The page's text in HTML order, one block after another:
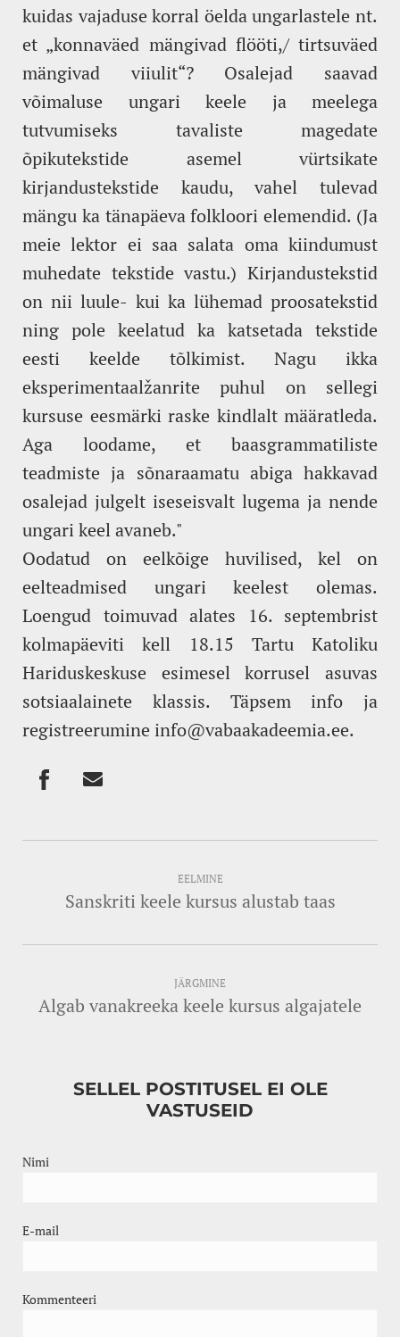
kuidas vajaduse korral öelda ungarlastele nt.
et „konnaväed mängivad flööti,/ tirtsuväed
mängivad viiulit“? Osalejad saavad
võimaluse ungari keele ja meelega
tutvumiseks tavaliste magedate
õpikutekstide asemel vürtsikate
kirjandustekstide kaudu, vahel tulevad
mängu ka tänapäeva folkloori elemendid. (Ja
meie lektor ei saa salata oma kiindumust
muhedate tekstide vastu.) Kirjandustekstid
on nii luule- kui ka lühemad proosatekstid
ning pole keelatud ka katsetada tekstide
eesti keelde tõlkimist. Nagu ikka
eksperimentaalžanrite puhul on sellegi
kursuse eesmärki raske kindlalt määratleda.
Aga loodame, et baasgrammatiliste
teadmiste ja sõnaraamatu abiga hakkavad
osalejad julgelt iseseisvalt lugema ja nende
ungari keel avaneb."
Oodatud on eelkõige huvilised, kel on
eelteadmised ungari keelest olemas.
Loengud toimuvad alates 16. septembrist
kolmapäeviti kell 18.15 Tartu Katoliku
Hariduskeskuse esimesel korrusel asuvas
sotsiaalainete klassis. Täpsem info ja
registreerumine info@vabaakadeemia.ee.
EELMINE
Sanskriti keele kursus alustab taas
JÄRGMINE
Algab vanakreeka keele kursus algajatele
SELLEL POSTITUSEL EI OLE
VASTUSEID
Nimi
E-mail
Kommenteeri